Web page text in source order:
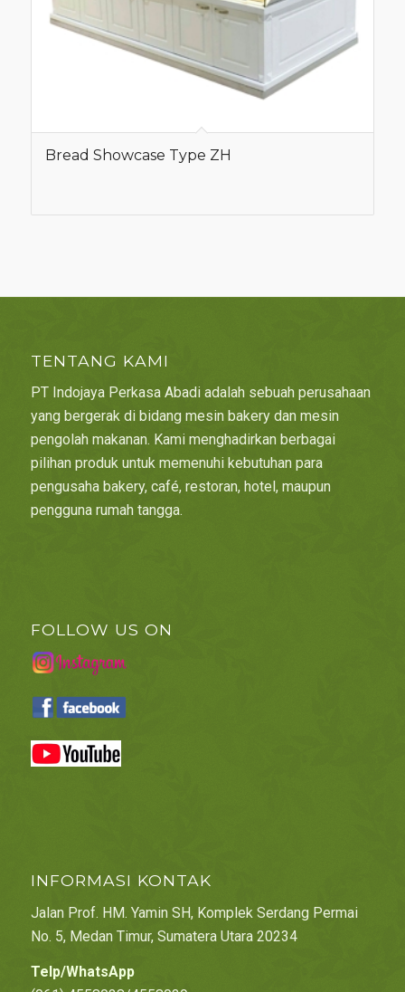
Bread Showcase Type ZH
TENTANG KAMI
PT Indojaya Perkasa Abadi adalah sebuah perusahaan
yang bergerak di bidang mesin bakery dan mesin
pengolah makanan. Kami menghadirkan berbagai
pilihan produk untuk memenuhi kebutuhan para
pengusaha bakery, café, restoran, hotel, maupun
pengguna rumah tangga.
FOLLOW US ON
INFORMASI KONTAK
Jalan Prof. HM. Yamin SH, Komplek Serdang Permai
No. 5, Medan Timur, Sumatera Utara 20234
Telp/WhatsApp